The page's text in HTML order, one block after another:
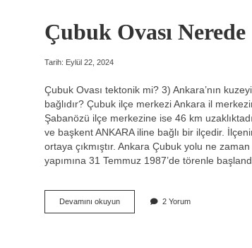
Çubuk Ovası Nerede
Tarih: Eylül 22, 2024
Çubuk Ovası tektonik mi? 3) Ankara’nın
bağlıdır? Çubuk ilçe merkezi Ankara il
Şabanözü ilçe merkezine ise 46 km
ve başkent ANKARA iline bağlı bir ilçedir.
ortaya çıkmıştır. Ankara Çubuk yolu ne
yapımına 31 Temmuz 1987’de törenle
Devamını okuyunÇubuk
Ovası
2 Yorum